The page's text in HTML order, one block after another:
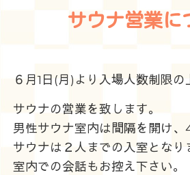
サウナ営業に
６月1日(月)より入場人数制限の
サウナの営業を致します。
男性サウナ室内は間隔を開け
サウナは２人までの入室となり
室内での会話もお控え下さい。